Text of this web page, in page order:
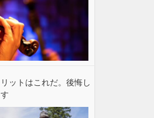
ットはこれだ。後悔し